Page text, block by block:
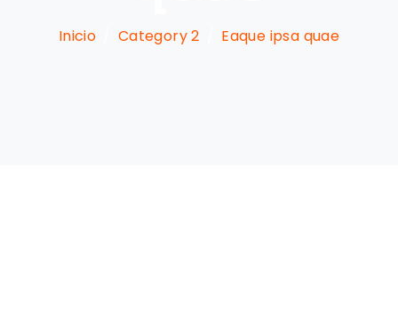
Inicio Category 2 Eaque ipsa quae